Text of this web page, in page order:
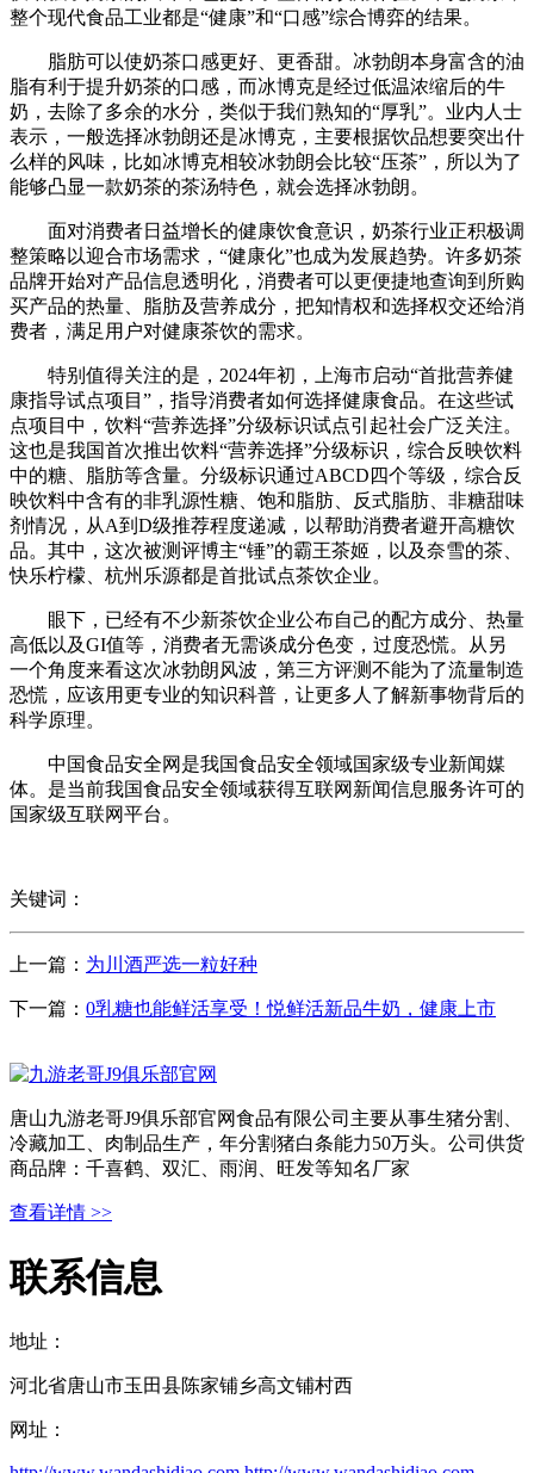
整个现代食品工业都是“健康”和“口感”综合博弈的结果。
脂肪可以使奶茶口感更好、更香甜。冰勃朗本身富含的油
脂有利于提升奶茶的口感，而冰博克是经过低温浓缩后的牛
奶，去除了多余的水分，类似于我们熟知的“厚乳”。业内人士
表示，一般选择冰勃朗还是冰博克，主要根据饮品想要突出什
么样的风味，比如冰博克相较冰勃朗会比较“压茶”，所以为了
能够凸显一款奶茶的茶汤特色，就会选择冰勃朗。
面对消费者日益增长的健康饮食意识，奶茶行业正积极调
整策略以迎合市场需求，“健康化”也成为发展趋势。许多奶茶
品牌开始对产品信息透明化，消费者可以更便捷地查询到所购
买产品的热量、脂肪及营养成分，把知情权和选择权交还给消
费者，满足用户对健康茶饮的需求。
特别值得关注的是，2024年初，上海市启动“首批营养健
康指导试点项目”，指导消费者如何选择健康食品。在这些试
点项目中，饮料“营养选择”分级标识试点引起社会广泛关注。
这也是我国首次推出饮料“营养选择”分级标识，综合反映饮料
中的糖、脂肪等含量。分级标识通过ABCD四个等级，综合反
映饮料中含有的非乳源性糖、饱和脂肪、反式脂肪、非糖甜味
剂情况，从A到D级推荐程度递减，以帮助消费者避开高糖饮
品。其中，这次被测评博主“锤”的霸王茶姬，以及奈雪的茶、
快乐柠檬、杭州乐源都是首批试点茶饮企业。
眼下，已经有不少新茶饮企业公布自己的配方成分、热量
高低以及GI值等，消费者无需谈成分色变，过度恐慌。从另
一个角度来看这次冰勃朗风波，第三方评测不能为了流量制造
恐慌，应该用更专业的知识科普，让更多人了解新事物背后的
科学原理。
中国食品安全网是我国食品安全领域国家级专业新闻媒
体。是当前我国食品安全领域获得互联网新闻信息服务许可的
国家级互联网平台。
关键词：
上一篇： 为川酒严选一粒好种
下一篇： 0乳糖也能鲜活享受！悦鲜活新品牛奶，健康上市
唐山九游老哥J9俱乐部官网食品有限公司主要从事生猪分割、
冷藏加工、肉制品生产，年分割猪白条能力50万头。公司供货
商品牌：千喜鹤、双汇、雨润、旺发等知名厂家
查看详情 >>
联系信息
地址：
河北省唐山市玉田县陈家铺乡高文铺村西
网址：